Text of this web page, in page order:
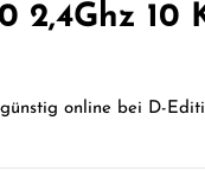
2,4Ghz 10
online bei D-